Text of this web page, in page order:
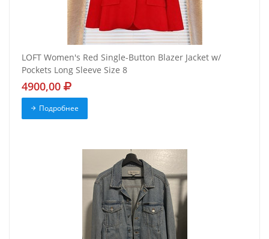
LOFT Women's Red Single-Button Blazer Jacket w/
Pockets Long Sleeve Size 8
4900,00
Подробнее